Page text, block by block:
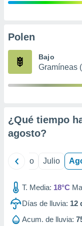
e
publicidad
Polen
Bajo
Gramíneas
¿Qué tiempo
agosto?
Junio Julio
T. Media: 18°C
Días de lluvia: 12
Acum. de lluvia: